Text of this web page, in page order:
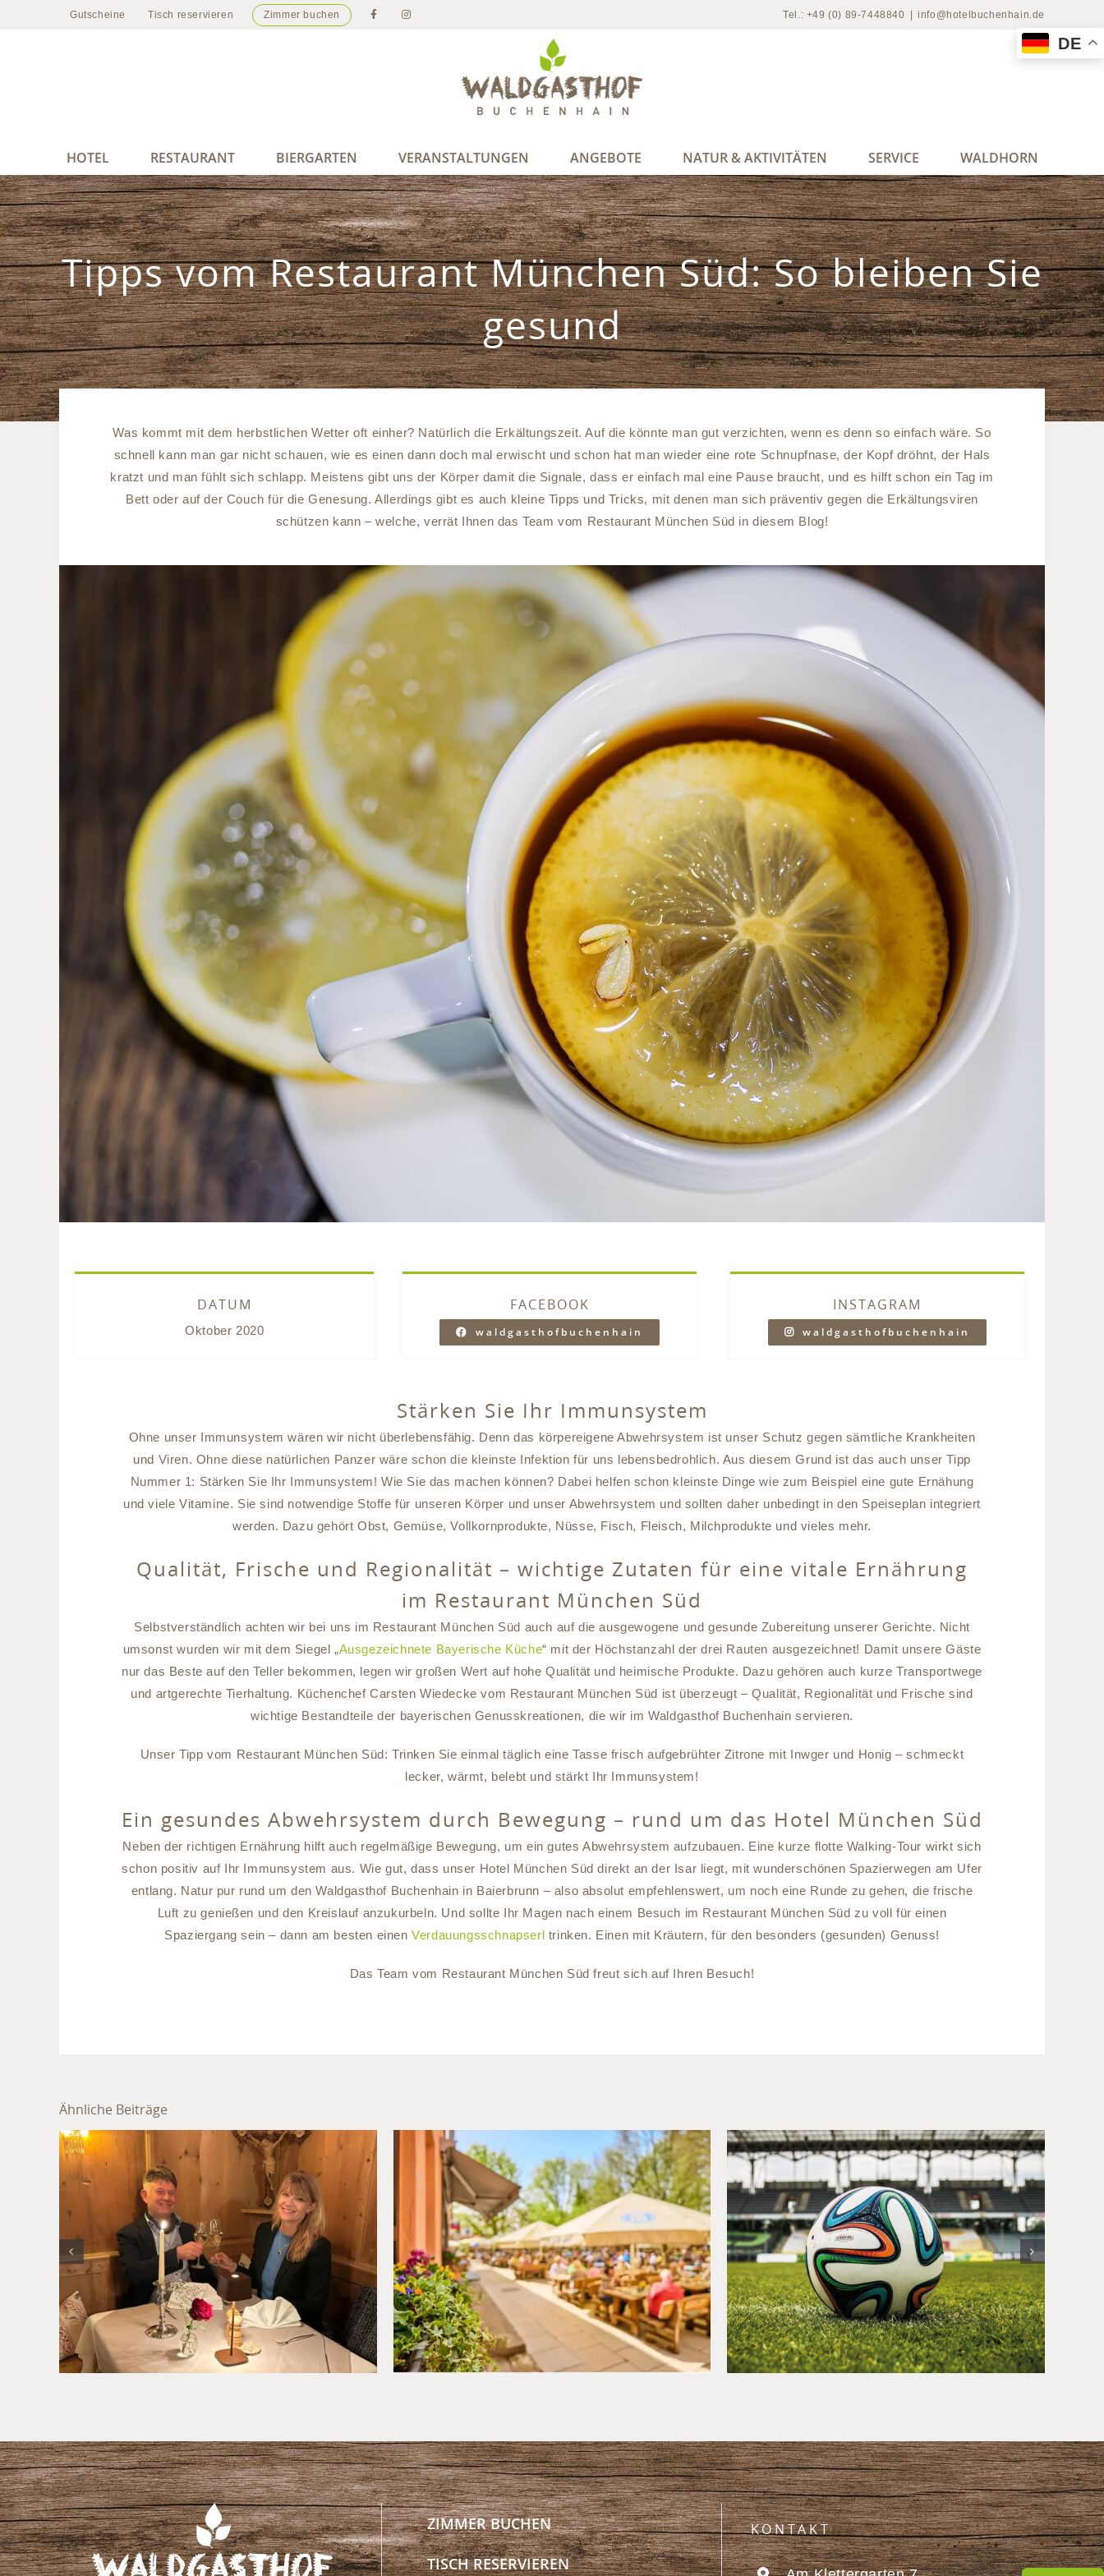
Gutscheine Tisch reservieren Zimmer buchen Tel.: +49 (0) 89-7448840 info@hotelbuchenhain.de
HOTEL RESTAURANT BIERGARTEN VERANSTALTUNGEN ANGEBOTE NATUR & AKTIVITÄTEN SERVICE WALDHORN
Tipps vom Restaurant München Süd: So bleiben Sie
gesund
Was kommt mit dem herbstlichen Wetter oft einher? Natürlich die Erkältungszeit. Auf die könnte man gut verzichten, wenn es denn so einfach wäre. So
schnell kann man gar nicht schauen, wie es einen dann doch mal erwischt und schon hat man wieder eine rote Schnupfnase, der Kopf dröhnt, der Hals
kratzt und man fühlt sich schlapp. Meistens gibt uns der Körper damit die Signale, dass er einfach mal eine Pause braucht, und es hilft schon ein Tag im
Bett oder auf der Couch für die Genesung. Allerdings gibt es auch kleine Tipps und Tricks, mit denen man sich präventiv gegen die Erkältungsviren
schützen kann – welche, verrät Ihnen das Team vom Restaurant München Süd in diesem Blog!
DATUM
Oktober 2020
FACEBOOK
waldgasthofbuchenhain
INSTAGRAM
waldgasthofbuchenhain
Stärken Sie Ihr Immunsystem
Ohne unser Immunsystem wären wir nicht überlebensfähig. Denn das körpereigene Abwehrsystem ist unser Schutz gegen sämtliche Krankheiten
und Viren. Ohne diese natürlichen Panzer wäre schon die kleinste Infektion für uns lebensbedrohlich. Aus diesem Grund ist das auch unser Tipp
Nummer 1: Stärken Sie Ihr Immunsystem! Wie Sie das machen können? Dabei helfen schon kleinste Dinge wie zum Beispiel eine gute Ernähung
und viele Vitamine. Sie sind notwendige Stoffe für unseren Körper und unser Abwehrsystem und sollten daher unbedingt in den Speiseplan integriert
werden. Dazu gehört Obst, Gemüse, Vollkornprodukte, Nüsse, Fisch, Fleisch, Milchprodukte und vieles mehr.
Qualität, Frische und Regionalität – wichtige Zutaten für eine vitale Ernährung
im Restaurant München Süd
Selbstverständlich achten wir bei uns im Restaurant München Süd auch auf die ausgewogene und gesunde Zubereitung unserer Gerichte. Nicht
umsonst wurden wir mit dem Siegel „Ausgezeichnete Bayerische Küche“ mit der Höchstanzahl der drei Rauten ausgezeichnet! Damit unsere Gäste
nur das Beste auf den Teller bekommen, legen wir großen Wert auf hohe Qualität und heimische Produkte. Dazu gehören auch kurze Transportwege
und artgerechte Tierhaltung. Küchenchef Carsten Wiedecke vom Restaurant München Süd ist überzeugt – Qualität, Regionalität und Frische sind
wichtige Bestandteile der bayerischen Genusskreationen, die wir im Waldgasthof Buchenhain servieren.
Unser Tipp vom Restaurant München Süd: Trinken Sie einmal täglich eine Tasse frisch aufgebrühter Zitrone mit Inwger und Honig – schmeckt
lecker, wärmt, belebt und stärkt Ihr Immunsystem!
Ein gesundes Abwehrsystem durch Bewegung – rund um das Hotel München Süd
Neben der richtigen Ernährung hilft auch regelmäßige Bewegung, um ein gutes Abwehrsystem aufzubauen. Eine kurze flotte Walking-Tour wirkt sich
schon positiv auf Ihr Immunsystem aus. Wie gut, dass unser Hotel München Süd direkt an der Isar liegt, mit wunderschönen Spazierwegen am Ufer
entlang. Natur pur rund um den Waldgasthof Buchenhain in Baierbrunn – also absolut empfehlenswert, um noch eine Runde zu gehen, die frische
Luft zu genießen und den Kreislauf anzukurbeln. Und sollte Ihr Magen nach einem Besuch im Restaurant München Süd zu voll für einen
Spaziergang sein – dann am besten einenVerdauungsschnapserl trinken. Einen mit Kräutern, für den besonders (gesunden) Genuss!
Das Team vom Restaurant München Süd freut sich auf Ihren Besuch!
Ähnliche Beiträge
Jahresabschluss im Hotel
München Umland
Sommer im Hotel München
Süd: Kultur, Kulinarik und
Kurzurlaub im Waldgasthof
Buchenhain
EM 2024 in Deutschland:
Public Viewing im
Waldgasthof Buchenhain
ZIMMER BUCHEN
TISCH RESERVIEREN
KONTAKT
DE